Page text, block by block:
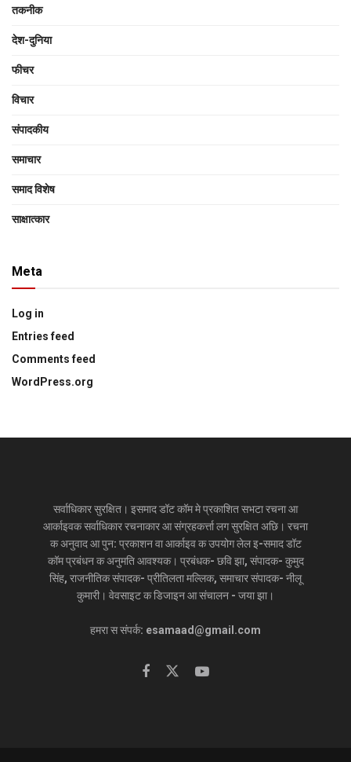
तकनीक
देश-दुनिया
फीचर
विचार
संपादकीय
समाचार
समाद विशेष
साक्षात्‍कार
Meta
Log in
Entries feed
Comments feed
WordPress.org
सर्वाधिकार सुरक्षित। इसमाद डॉट कॉम मे प्रकाशित सभटा रचना आ
आर्काइवक सर्वाधिकार रचनाकार आ संग्रहकर्त्ता लग सुरक्षित अछि। रचना
क अनुवाद आ पुन: प्रकाशन वा आर्काइव क उपयोग लेल इ-समाद डॉट
कॉम प्रबंधन क अनुमति आवश्यक। प्रबंधक- छवि झा, संपादक- कुमुद
सिंह, राजनीतिक संपादक- प्रीतिलता मल्लिक, समाचार संपादक- नीलू
कुमारी। वेवसाइट क डिजाइन आ संचालन - जया झा।
हमरा स संपर्क: esamaad@gmail.com